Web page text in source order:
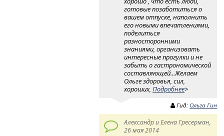
готовые позаботиться о
вашем отпуске, наполнить
его новыми впечатлениями,
поделиться
разносторонними
знаниями, организовать
интересные прогулки и не
забыть о гастрономической
составляющей...Желаем
Ольге здоровья, сил,
хороших,Подробнее>
Гид: Ольга Гин
Александр и Елена Гресерман,
26 мая 2014